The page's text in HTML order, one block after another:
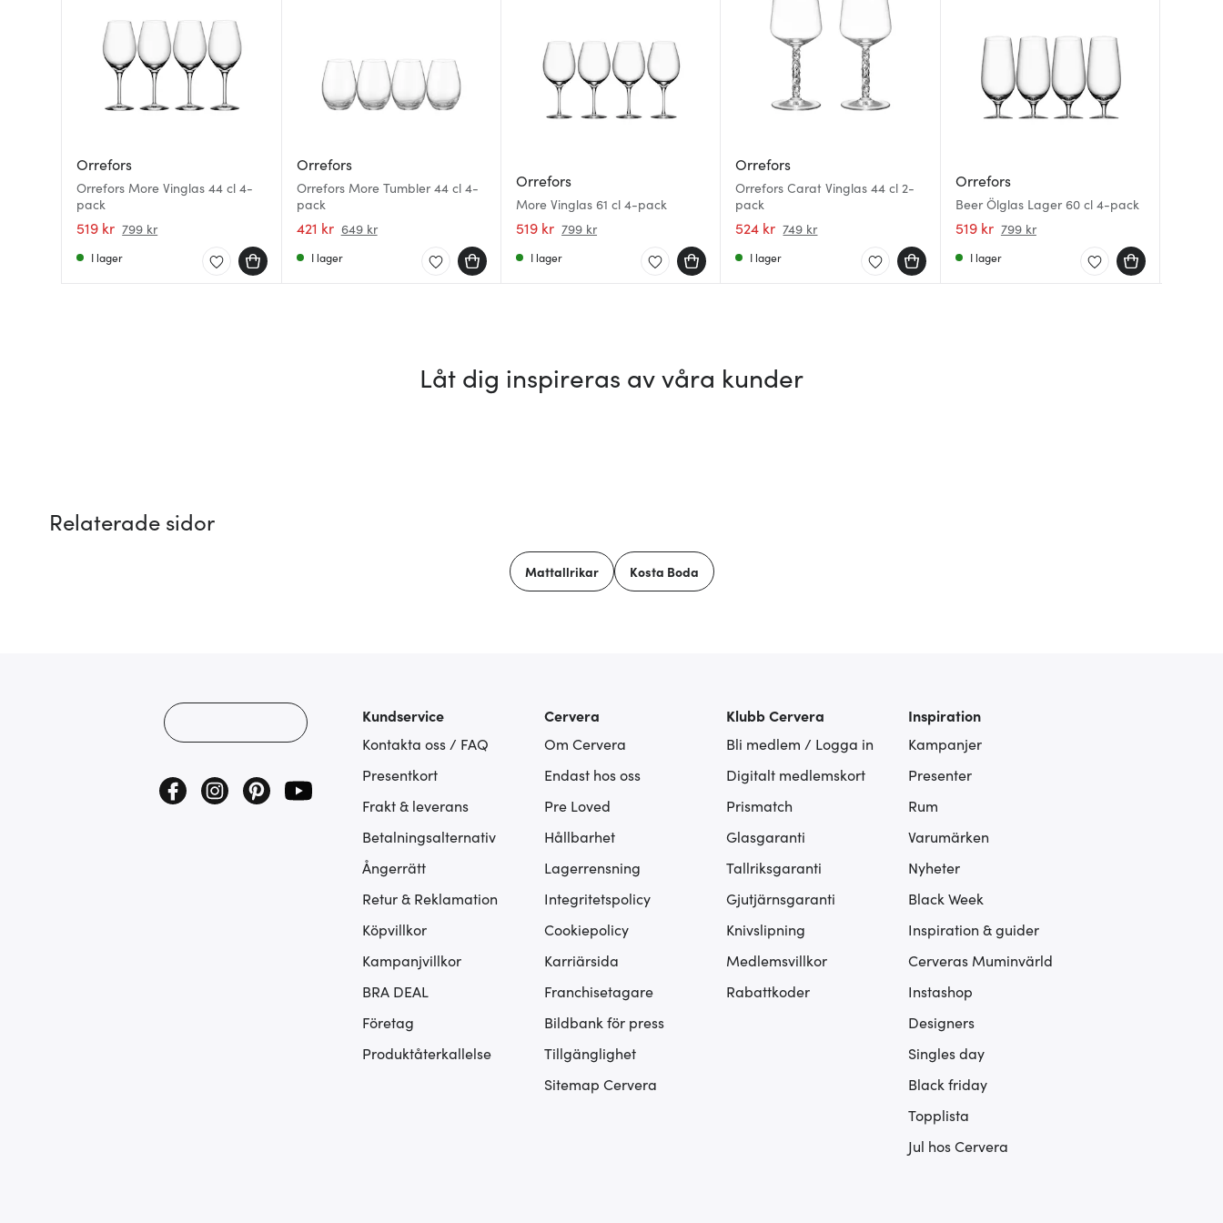
Orrefors
Orrefors More Vinglas 44 cl 4-
pack
519 kr 799 kr
I lager
Orrefors
Orrefors More Tumbler 44 cl 4-
pack
421 kr 649 kr
I lager
Orrefors
More Vinglas 61 cl 4-pack
519 kr 799 kr
I lager
Orrefors
Orrefors Carat Vinglas 44 cl 2-
pack
524 kr 749 kr
I lager
Orrefors
Beer Ölglas Lager 60 cl 4-pack
519 kr 799 kr
I lager
Låt dig inspireras av våra kunder
Relaterade sidor
Mattallrikar Kosta Boda
Kundservice
Kontakta oss / FAQ
Presentkort
Frakt & leverans
Betalningsalternativ
Ångerrätt
Retur & Reklamation
Köpvillkor
Kampanjvillkor
BRA DEAL
Företag
Produktåterkallelse
Cervera
Om Cervera
Endast hos oss
Pre Loved
Hållbarhet
Lagerrensning
Integritetspolicy
Cookiepolicy
Karriärsida
Franchisetagare
Bildbank för press
Tillgänglighet
Sitemap Cervera
Klubb Cervera
Bli medlem / Logga in
Digitalt medlemskort
Prismatch
Glasgaranti
Tallriksgaranti
Gjutjärnsgaranti
Knivslipning
Medlemsvillkor
Rabattkoder
Inspiration
Kampanjer
Presenter
Rum
Varumärken
Nyheter
Black Week
Inspiration & guider
Cerveras Muminvärld
Instashop
Designers
Singles day
Black friday
Topplista
Jul hos Cervera